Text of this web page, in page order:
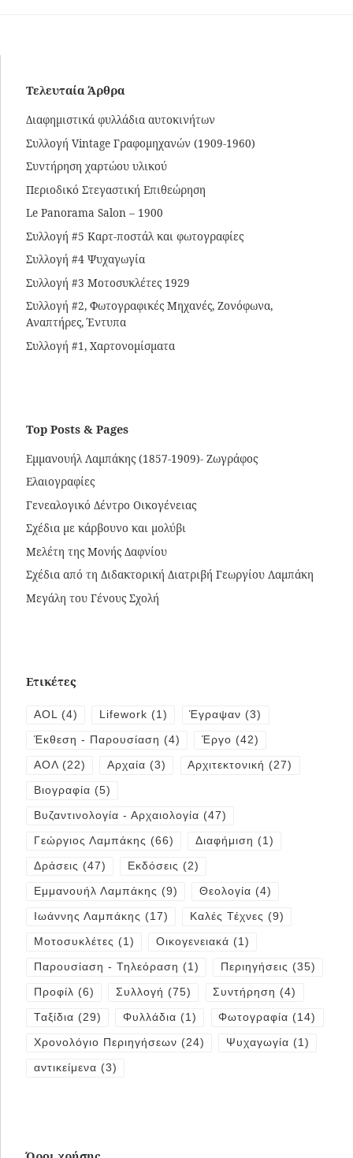
Τελευταία Άρθρα
Διαφημιστικά φυλλάδια αυτοκινήτων
Συλλογή Vintage Γραφομηχανών (1909-1960)
Συντήρηση χαρτώου υλικού
Περιοδικό Στεγαστική Επιθεώρηση
Le Panorama Salon – 1900
Συλλογή #5 Καρτ-ποστάλ και φωτογραφίες
Συλλογή #4 Ψυχαγωγία
Συλλογή #3 Μοτοσυκλέτες 1929
Συλλογή #2, Φωτογραφικές Μηχανές, Ζονόφωνα,
Αναπτήρες, Έντυπα
Συλλογή #1, Χαρτονομίσματα
Top Posts & Pages
Εμμανουήλ Λαμπάκης (1857-1909)- Ζωγράφος
Ελαιογραφίες
Γενεαλογικό Δέντρο Οικογένειας
Σχέδια με κάρβουνο και μολύβι
Μελέτη της Μονής Δαφνίου
Σχέδια από τη Διδακτορική Διατριβή Γεωργίου Λαμπάκη
Μεγάλη του Γένους Σχολή
Ετικέτες
AOL(4) Lifework (1) Έγραψαν (3)
Έκθεση - Παρουσίαση (4) Έργο (42)
ΑΟΛ(22) Αρχαία (3) Αρχιτεκτονική (27)
Βιογραφία (5)
Βυζαντινολογία - Αρχαιολογία (47)
Γεώργιος Λαμπάκης (66) Διαφήμιση (1)
Δράσεις (47) Εκδόσεις (2)
Εμμανουήλ Λαμπάκης (9) Θεολογία (4)
Ιωάννης Λαμπάκης (17) Καλές Τέχνες (9)
Μοτοσυκλέτες (1) Οικογενειακά (1)
Παρουσίαση - Τηλεόραση (1) Περιηγήσεις (35)
Προφίλ (6) Συλλογή (75) Συντήρηση (4)
Ταξίδια (29) Φυλλάδια (1) Φωτογραφία (14)
Χρονολόγιο Περιηγήσεων (24) Ψυχαγωγία (1)
αντικείμενα (3)